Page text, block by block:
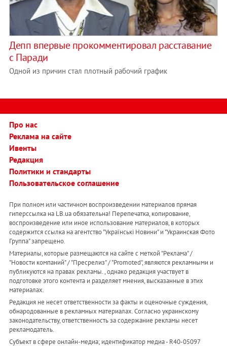
Депп впервые прокомментировал расставание
с Паради
Одной из причин стал плотный рабочий график
Про нас
Реклама на сайте
Ивенты
Редакция
Политики и стандарты
Пользовательское соглашение
При полном или частичном воспроизведении материалов прямая
гиперссылка на LB.ua обязательна! Перепечатка, копирование,
воспроизведение или иное использование материалов, в которых
содержится ссылка на агентство "Українськi Новини" и "Украинская Фото
Группа" запрещено.
Материалы, которые размещаются на сайте с меткой "Реклама" /
"Новости компаний" / "Пресрелиз" / "Promoted", являются рекламными и
публикуются на правах рекламы. , однако редакция участвует в
подготовке этого контента и разделяет мнения, высказанные в этих
материалах.
Редакция не несет ответственности за факты и оценочные суждения,
обнародованные в рекламных материалах. Согласно украинскому
законодательству, ответственность за содержание рекламы несет
рекламодатель.
Субъект в сфере онлайн-медиа; идентификатор медиа - R40-05097